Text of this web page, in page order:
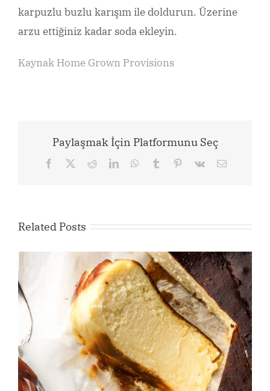
karpuzlu buzlu karışım ile doldurun. Üzerine
arzu ettiğiniz kadar soda ekleyin.
Kaynak Home Grown Provisions
Paylaşmak İçin Platformunu Seç
Facebook RedditLinkedInWhatsApp
Tumblr Pinterest
Vk Email
Related Posts